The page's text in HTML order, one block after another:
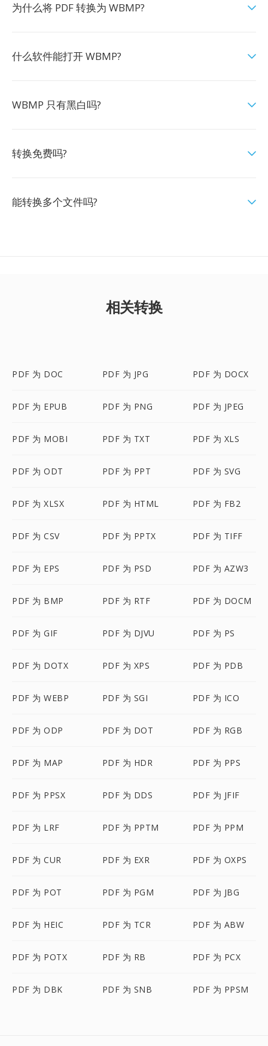
为什么将 PDF 转换为 WBMP?
什么软件能打开 WBMP?
WBMP 只有黑白吗?
转换免费吗?
能转换多个文件吗?
相关转换
PDF 为 DOC PDF 为 JPG PDF 为 DOCX
PDF 为 EPUB PDF 为 PNG PDF 为 JPEG
PDF 为 MOBI PDF 为 TXT PDF 为 XLS
PDF 为 ODT PDF 为 PPT PDF 为 SVG
PDF 为 XLSX PDF 为 HTML PDF 为 FB2
PDF 为 CSV PDF 为 PPTX PDF 为 TIFF
PDF 为 EPS PDF 为 PSD PDF 为 AZW3
PDF 为 BMP PDF 为 RTF PDF 为 DOCM
PDF 为 GIF PDF 为 DJVU PDF 为 PS
PDF 为 DOTX PDF 为 XPS PDF 为 PDB
PDF 为 WEBP PDF 为 SGI PDF 为 ICO
PDF 为 ODP PDF 为 DOT PDF 为 RGB
PDF 为 MAP PDF 为 HDR PDF 为 PPS
PDF 为 PPSX PDF 为 DDS PDF 为 JFIF
PDF 为 LRF PDF 为 PPTM PDF 为 PPM
PDF 为 CUR PDF 为 EXR PDF 为 OXPS
PDF 为 POT PDF 为 PGM PDF 为 JBG
PDF 为 HEIC PDF 为 TCR PDF 为 ABW
PDF 为 POTX PDF 为 RB PDF 为 PCX
PDF 为 DBK PDF 为 SNB PDF 为 PPSM